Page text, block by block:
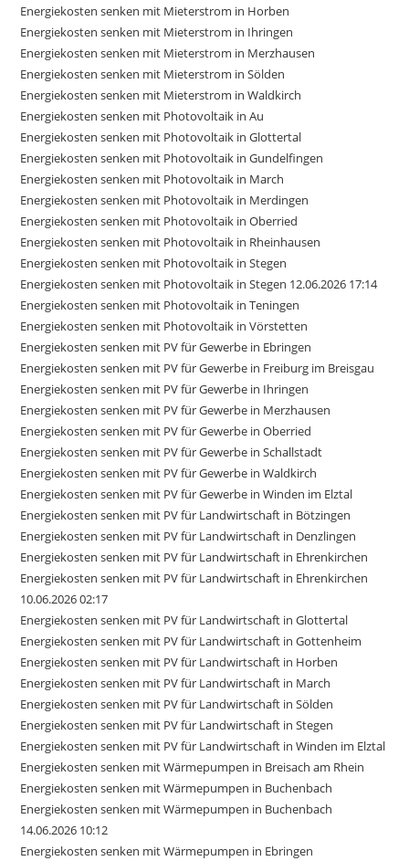
Energiekosten senken mit Mieterstrom in Horben
Energiekosten senken mit Mieterstrom in Ihringen
Energiekosten senken mit Mieterstrom in Merzhausen
Energiekosten senken mit Mieterstrom in Sölden
Energiekosten senken mit Mieterstrom in Waldkirch
Energiekosten senken mit Photovoltaik in Au
Energiekosten senken mit Photovoltaik in Glottertal
Energiekosten senken mit Photovoltaik in Gundelfingen
Energiekosten senken mit Photovoltaik in March
Energiekosten senken mit Photovoltaik in Merdingen
Energiekosten senken mit Photovoltaik in Oberried
Energiekosten senken mit Photovoltaik in Rheinhausen
Energiekosten senken mit Photovoltaik in Stegen
Energiekosten senken mit Photovoltaik in Stegen 12.06.2026 17:14
Energiekosten senken mit Photovoltaik in Teningen
Energiekosten senken mit Photovoltaik in Vörstetten
Energiekosten senken mit PV für Gewerbe in Ebringen
Energiekosten senken mit PV für Gewerbe in Freiburg im Breisgau
Energiekosten senken mit PV für Gewerbe in Ihringen
Energiekosten senken mit PV für Gewerbe in Merzhausen
Energiekosten senken mit PV für Gewerbe in Oberried
Energiekosten senken mit PV für Gewerbe in Schallstadt
Energiekosten senken mit PV für Gewerbe in Waldkirch
Energiekosten senken mit PV für Gewerbe in Winden im Elztal
Energiekosten senken mit PV für Landwirtschaft in Bötzingen
Energiekosten senken mit PV für Landwirtschaft in Denzlingen
Energiekosten senken mit PV für Landwirtschaft in Ehrenkirchen
Energiekosten senken mit PV für Landwirtschaft in Ehrenkirchen
10.06.2026 02:17
Energiekosten senken mit PV für Landwirtschaft in Glottertal
Energiekosten senken mit PV für Landwirtschaft in Gottenheim
Energiekosten senken mit PV für Landwirtschaft in Horben
Energiekosten senken mit PV für Landwirtschaft in March
Energiekosten senken mit PV für Landwirtschaft in Sölden
Energiekosten senken mit PV für Landwirtschaft in Stegen
Energiekosten senken mit PV für Landwirtschaft in Winden im Elztal
Energiekosten senken mit Wärmepumpen in Breisach am Rhein
Energiekosten senken mit Wärmepumpen in Buchenbach
Energiekosten senken mit Wärmepumpen in Buchenbach
14.06.2026 10:12
Energiekosten senken mit Wärmepumpen in Ebringen